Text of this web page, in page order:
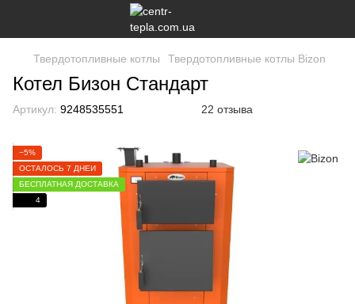
Твердотопливные котлы Твердотопливные котлы Bizon
Котел Бизон Cтандарт
Артикул: 9248535551 22 отзыва
−5%
ОСТАЛОСЬ 7 ДНЕЙ
БЕСПЛАТНАЯ ДОСТАВКА
4